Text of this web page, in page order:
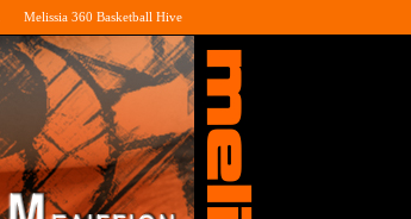
Melissia 360 Basketball Hive